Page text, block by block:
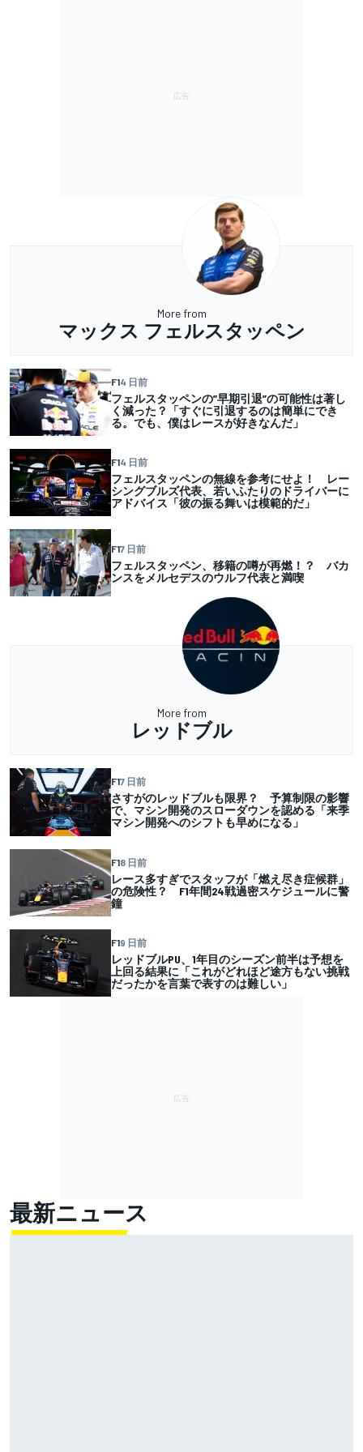
More from
マックス フェルスタッペン
F14 日前
フェルスタッペンの”早期引退”の可能性は著し
く減った？「すぐに引退するのは簡単にでき
る。でも、僕はレースが好きなんだ」
F14 日前
フェルスタッペンの無線を参考にせよ！ レー
シングブルズ代表、若いふたりのドライバーに
アドバイス「彼の振る舞いは模範的だ」
F17 日前
フェルスタッペン、移籍の噂が再燃！？ バカ
ンスをメルセデスのウルフ代表と満喫
More from
レッドブル
F17 日前
さすがのレッドブルも限界？ 予算制限の影響
で、マシン開発のスローダウンを認める「来季
マシン開発へのシフトも早めになる」
F18 日前
レース多すぎでスタッフが「燃え尽き症候群」
の危険性？ F1年間24戦過密スケジュールに警
鐘
F19 日前
レッドブルPU、1年目のシーズン前半は予想を
上回る結果に「これがどれほど途方もない挑戦
だったかを言葉で表すのは難しい」
最新ニュース